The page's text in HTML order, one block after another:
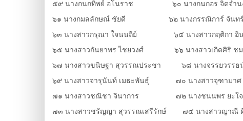
๕๙ นางกนกทิพย์ อโนราช ๖๐ นางกนกอร จิตจำน
๖๑ นางกมลลักษณ์ ชัยดี ๖๒ นางกรรณิการ์ จันทร์
๖๓ นางสาวกรุณา ใจนนถีย์ ๖๔ นางสาวกฤติกา อิ
๖๕ นางสาวกันยาพร ไชยวงศ์ ๖๖ นางสาวเกิดศิริ ชม
๖๗ นางสาวขนิษฐา สุวรรณประชา ๖๘ นางจรรยวรรธ
๖๙ นางสาวจารุนันท์ เมธะพันธุ์ ๗๐ นางสาวจุฑามาศ
๗๑ นางสาวชณิชา จินาการ ๗๒ นางชนนพร ยะใ
๗๓ นางสาวชรัญญา สุวรรณเสรีรักษ์ ๗๔ นางสาวญาณี